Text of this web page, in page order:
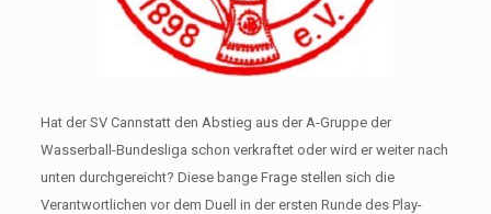
Hat der SV Cannstatt den Abstieg aus der A-Gruppe der
Wasserball-Bundesliga schon verkraftet oder wird er weiter nach
unten durchgereicht? Diese bange Frage stellen sich die
Verantwortlichen vor dem Duell in der ersten Runde des Play-